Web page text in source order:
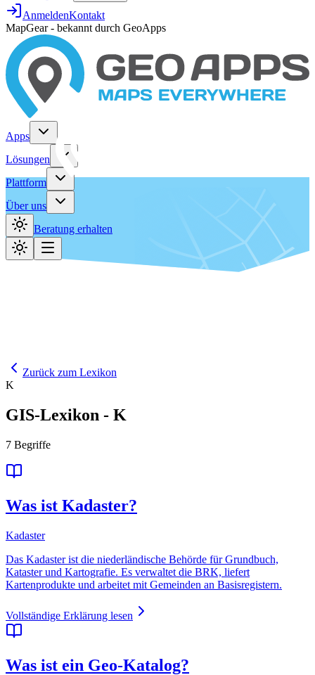
AnmeldenKontakt
MapGear - bekannt durch GeoApps
Apps
Lösungen
Plattform
Über uns
Beratung erhalten
Zurück zum Lexikon
K
GIS-Lexikon - K
7 Begriffe
Was ist Kadaster?
Kadaster
Das Kadaster ist die niederländische Behörde für Grundbuch,
Kataster und Kartografie. Es verwaltet die BRK, liefert
Kartenprodukte und arbeitet mit Gemeinden an Basisregistern.
Vollständige Erklärung lesen
Was ist ein Geo-Katalog?